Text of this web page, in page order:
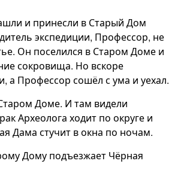
и принесли в Старый Дом
экспедиции, Профессор, не
Он поселился в Старом Доме и
сокровища. Но вскоре
а Профессор сошёл с ума и уехал.
Доме. И там видели
Археолога ходит по округе и
Дама стучит в окна по ночам.
Дому подъезжает Чёрная